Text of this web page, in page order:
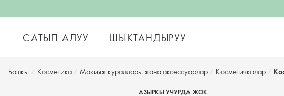
САТЫП АЛУУ ШЫКТАНДЫРУУ
Башкы / Косметика / Макияж куралдары жана аксессуарлар / Косметичкалар /
АЗЫРКЫ УЧУРДА ЖОК